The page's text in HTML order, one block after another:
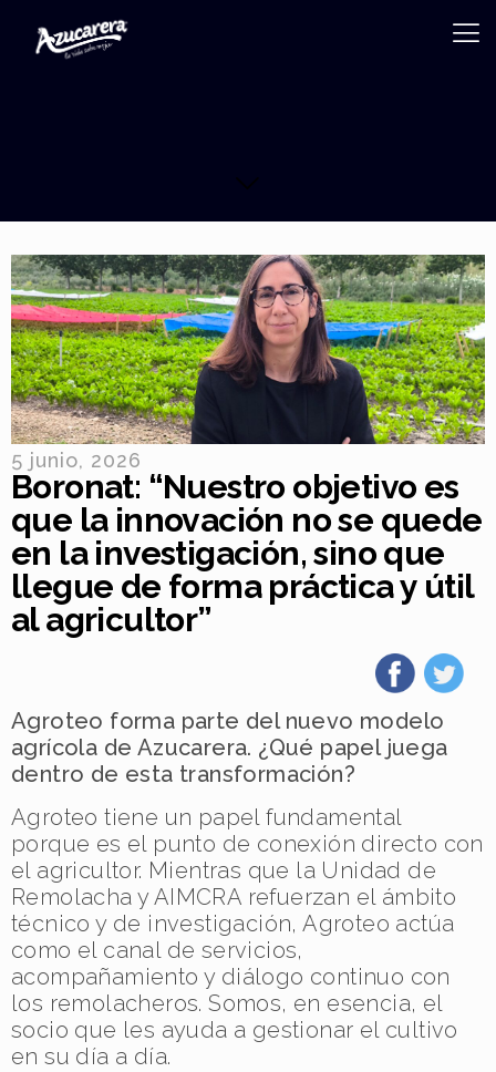
5 junio, 2026
Boronat: “Nuestro objetivo es
que la innovación no se quede
en la investigación, sino que
llegue de forma práctica y útil
al agricultor”
Agroteo forma parte del nuevo modelo
agrícola de Azucarera. ¿Qué papel juega
dentro de esta transformación?
Agroteo tiene un papel fundamental
porque es el punto de conexión directo con
el agricultor. Mientras que la Unidad de
Remolacha y AIMCRA refuerzan el ámbito
técnico y de investigación, Agroteo actúa
como el canal de servicios,
acompañamiento y diálogo continuo con
los remolacheros. Somos, en esencia, el
socio que les ayuda a gestionar el cultivo
en su día a día.